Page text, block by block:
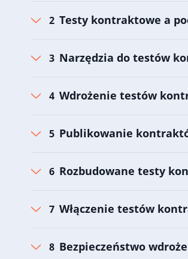
Testy kontraktowe a
Narzędzia do testów
Wdrożenie testów
Publikowanie
Rozbudowane testy
Włączenie testów
Bezpieczeństwo